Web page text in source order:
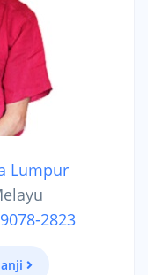
Lumpur
2823